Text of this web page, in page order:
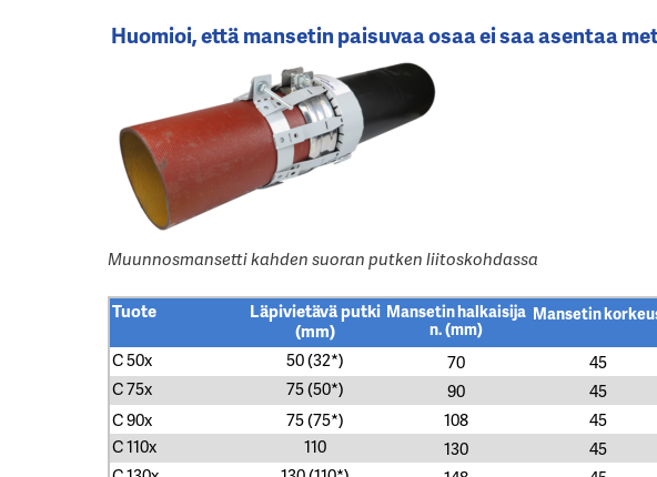
Huomioi, että mansetin paisuvaa osaa ei saa asentaa
Muunnosmansetti kahden suoran putken liitoskohdassa
Tuote
Läpivietävä putki
(mm)
Mansetin halkaisija
n. (mm)
Mansetin
C 50x 50 (32*) 70 45
C 75x
75 (50*) 90 45
C 90x
75 (75*) 108 45
C 110x
110 130 45